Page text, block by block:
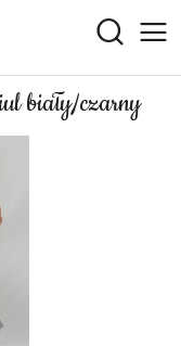
biały/czarny